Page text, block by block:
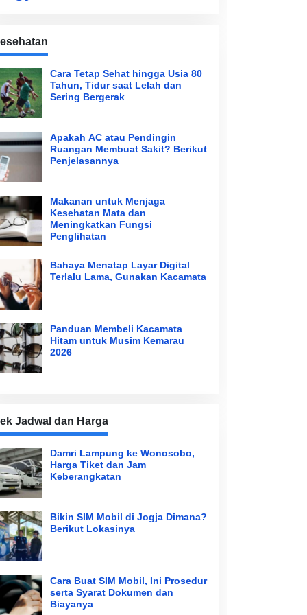
Cara Tetap Sehat hingga Usia 80
Tahun, Tidur saat Lelah dan
Sering Bergerak
Apakah AC atau Pendingin
Ruangan Membuat Sakit? Berikut
Penjelasannya
Makanan untuk Menjaga
Kesehatan Mata dan
Meningkatkan Fungsi
Penglihatan
Bahaya Menatap Layar Digital
Terlalu Lama, Gunakan Kacamata
Panduan Membeli Kacamata
Hitam untuk Musim Kemarau
2026
Jadwal dan Harga
Damri Lampung ke Wonosobo,
Harga Tiket dan Jam
Keberangkatan
Bikin SIM Mobil di Jogja Dimana?
Berikut Lokasinya
Cara Buat SIM Mobil, Ini Prosedur
serta Syarat Dokumen dan
Biayanya